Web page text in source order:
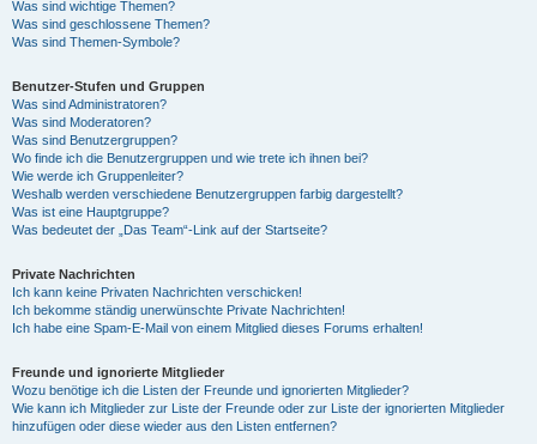
Was sind wichtige Themen?
Was sind geschlossene Themen?
Was sind Themen-Symbole?
Benutzer-Stufen und Gruppen
Was sind Administratoren?
Was sind Moderatoren?
Was sind Benutzergruppen?
Wo finde ich die Benutzergruppen und wie trete ich ihnen bei?
Wie werde ich Gruppenleiter?
Weshalb werden verschiedene Benutzergruppen farbig dargestellt?
Was ist eine Hauptgruppe?
Was bedeutet der „Das Team“-Link auf der Startseite?
Private Nachrichten
Ich kann keine Privaten Nachrichten verschicken!
Ich bekomme ständig unerwünschte Private Nachrichten!
Ich habe eine Spam-E-Mail von einem Mitglied dieses Forums erhalten!
Freunde und ignorierte Mitglieder
Wozu benötige ich die Listen der Freunde und ignorierten Mitglieder?
Wie kann ich Mitglieder zur Liste der Freunde oder zur Liste der ignorierten Mitglieder
hinzufügen oder diese wieder aus den Listen entfernen?